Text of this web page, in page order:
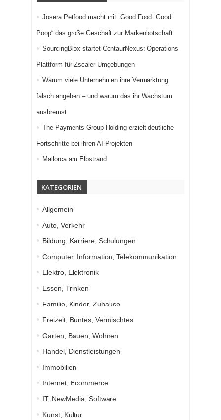
Josera Petfood macht mit „Good Food. Good
Poop“ das große Geschäft zur Markenbotschaft
SourcingBlox startet CentaurNexus: Operations-
Plattform für Zscaler-Umgebungen
Warum viele Unternehmen ihre Vermarktung
falsch angehen – und warum das ihr Wachstum
ausbremst
The Payments Group Holding erzielt deutliche
Fortschritte bei ihren AI-Projekten
Mallorca am Elbstrand
KATEGORIEN
Allgemein
Auto, Verkehr
Bildung, Karriere, Schulungen
Computer, Information, Telekommunikation
Elektro, Elektronik
Essen, Trinken
Familie, Kinder, Zuhause
Freizeit, Buntes, Vermischtes
Garten, Bauen, Wohnen
Handel, Dienstleistungen
Immobilien
Internet, Ecommerce
IT, NewMedia, Software
Kunst, Kultur